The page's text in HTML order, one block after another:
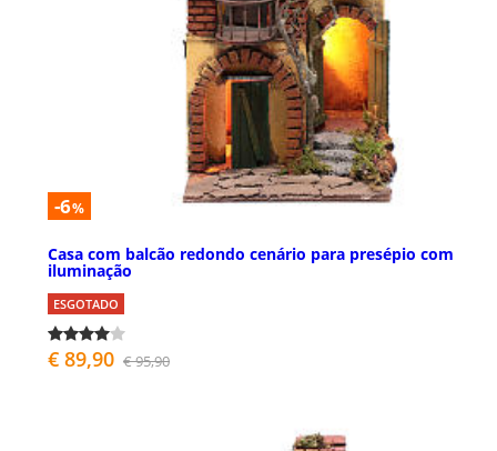
-6%
Casa com balcão redondo cenário para presépio com
iluminação
ESGOTADO
€ 89,90 € 95,90